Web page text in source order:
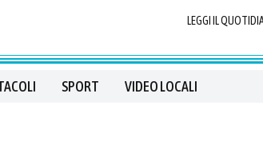
LEGGI IL
SPORT VIDEO LOCALI